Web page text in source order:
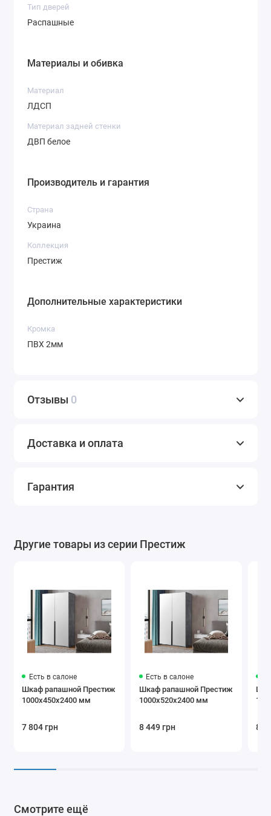
Тип дверей
Распашные
Материалы и обивка
Материал
ЛДСП
Материал задней стенки
ДВП белое
Производитель и гарантия
Страна
Украина
Коллекция
Престиж
Дополнительные характеристики
Кромка
ПВХ 2мм
Отзывы 0
Доставка и оплата
Гарантия
Другие товары из серии Престиж
Есть в салоне
Шкаф рапашной Престиж
1000х450х2400 мм
7 804 грн
Есть в салоне
Шкаф рапашной Престиж
1000х520х2400 мм
8 449 грн 8
Смотрите ещё